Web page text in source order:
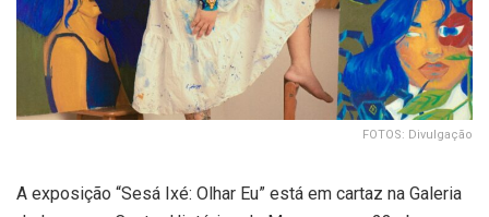
FOTOS: Divulgação
A exposição “Sesá Ixé: Olhar Eu” está em cartaz na Galeria